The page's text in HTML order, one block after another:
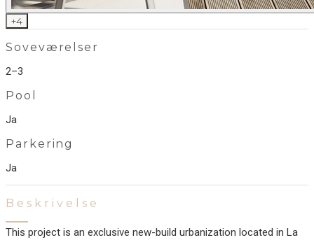
+4
Soveværelser
2–3
Pool
Ja
Parkering
Ja
Beskrivelse
This project is an exclusive new-build urbanization located in La